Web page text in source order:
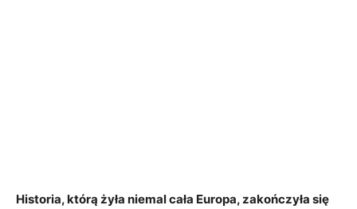
Historia, którą żyła niemal cała Europa, zakończyła się